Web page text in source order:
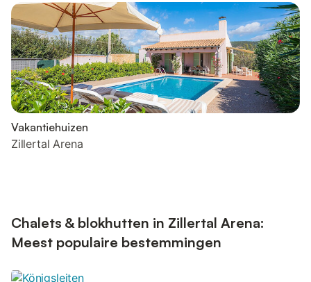
Vakantiehuizen
Zillertal Arena
Chalets & blokhutten in Zillertal Arena:
Meest populaire bestemmingen